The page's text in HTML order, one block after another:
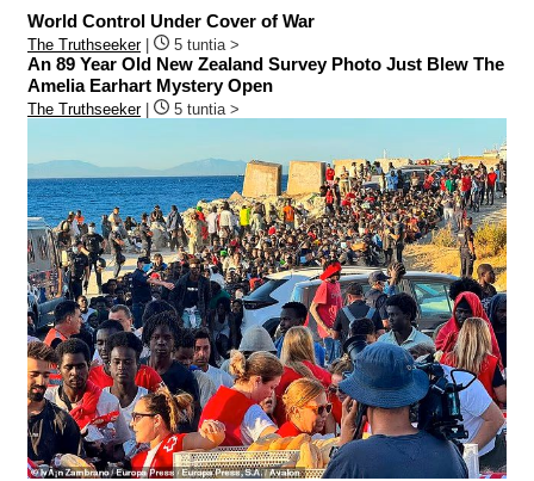
World Control Under Cover of War
The Truthseeker| 5 tuntia >
An 89 Year Old New Zealand Survey Photo Just Blew The
Amelia Earhart Mystery Open
The Truthseeker| 5 tuntia >